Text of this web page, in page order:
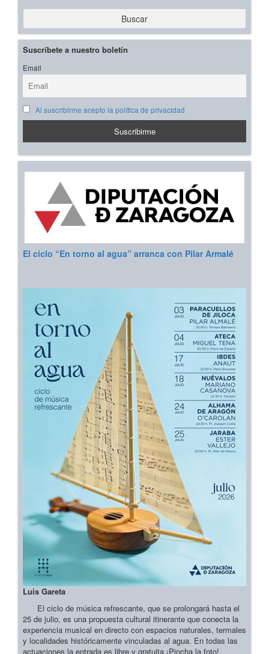
Buscar
Suscríbete a nuestro boletín
Email
Al suscribirme acepto la política de privacidad
El ciclo “En torno al agua” arranca con Pilar Armalé
Luis Gareta
El ciclo de música refrescante, que se prolongará hasta el
25 de julio, es una propuesta cultural itinerante que conecta la
experiencia musical en directo con espacios naturales, termales
y localidades históricamente vinculadas al agua. En todas las
actuaciones la entrada es libre y gratuita ¡Pincha la foto!